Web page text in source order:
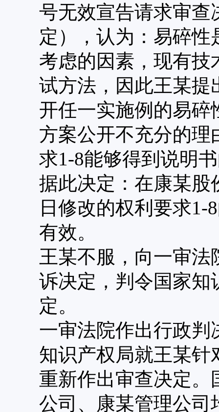
号无效宣告请求审查
定），认为：易碎
考虑的因素，现有技
试方法，因此王某提
开任一实施例的易碎
方案公开不充分的理
求1-8能够得到说明
据此决定：在康某股
日修改的权利要求1-
有效。
王某不服，向一审
诉决定，判令国家知
定。
一审法院作出行政判
知识产权局就王某针
重新作出审查决定。
公司、康某管理公司